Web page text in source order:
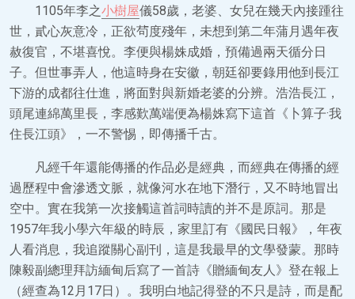
1105年李之小樹屋儀58歲，老婆、女兒在幾天內接踵往
世，貳心灰意冷，正欲茍度殘年，未想到第二年蒲月遇年夜
赦復官，不堪喜悅。李便與楊姝成婚，預備過兩天循分日
子。但世事弄人，他這時身在安徽，朝廷卻要錄用他到長江
下游的成都往仕進，將面對與新婚老婆的分辨。浩浩長江，
頭尾連綿萬里長，李感歎萬端便為楊姝寫下這首《卜算子·我
住長江頭》，一不警惕，即傳播千古。
凡經千年還能傳播的作品必是經典，而經典在傳播的經
過歷程中會滲透文脈，就像河水在地下潛行，又不時地冒出
空中。實在我第一次接觸這首詞時讀的并不是原詞。那是
1957年我小學六年級的時辰，家里訂有《國民日報》，年夜
人看消息，我追蹤關心副刊，這是我最早的文學發蒙。那時
陳毅副總理拜訪緬甸后寫了一首詩《贈緬甸友人》登在報上
（經查為12月17日）。我明白地記得登的不只是詩，而是配